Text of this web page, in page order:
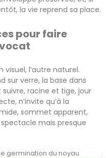
la vie reprend sa place.
pour faire
visuel, l’autre naturel.
sur verre, la base dans
racine et tige, jour
n’invite qu’à la
sommet apparent,
mais presque
germination du noyau